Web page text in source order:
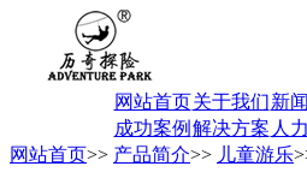
网站首页关于我们新
成功案例 解决方案 人
网站首页>> 产品简介>> 儿童游乐